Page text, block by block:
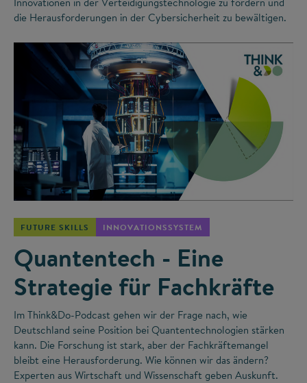
die Herausforderungen in der Cybersicherheit zu bewältigen.
FUTURE SKILLS INNOVATIONSSYSTEM
Quantentech - Eine
Strategie für Fachkräfte
Im Think&Do-Podcast gehen wir der Frage nach, wie
Deutschland seine Position bei Quantentechnologien stärken
kann. Die Forschung ist stark, aber der Fachkräftemangel
bleibt eine Herausforderung. Wie können wir das ändern?
Experten aus Wirtschaft und Wissenschaft geben Auskunft.